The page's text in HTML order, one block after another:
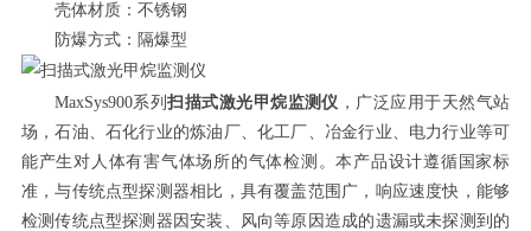
壳体材质：不锈钢
防爆方式：隔爆型
MaxSys900系列扫描式激光甲烷监测仪 ，广泛应用于天然气站
场，石油、石化行业的炼油厂、化工厂、冶金行业、电力行业等可
能产生对人体有害气体场所的气体检测。本产品设计遵循国家标
准，与传统点型探测器相比，具有覆盖范围广，响应速度快，能够
检测传统点型探测器因安装、风向等原因造成的遗漏或未探测到的